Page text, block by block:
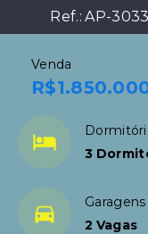
Ref.:AP-3033
Venda
3
Garagens
2 Vagas